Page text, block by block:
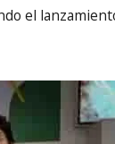
el